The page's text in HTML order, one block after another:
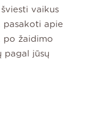
vaikus
pasakoti apie
po žaidimo
pagal jūsų